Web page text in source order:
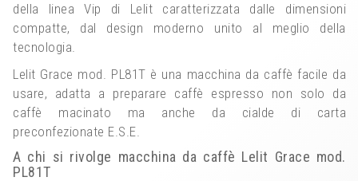
della linea Vip di Lelit caratterizzata dalle dimensioni
compatte, dal design moderno unito al meglio della
tecnologia.
Lelit Grace mod. PL81T è una macchina da caffè facile da
usare, adatta a preparare caffè espresso non solo da
caffè macinato ma anche da cialde di carta
preconfezionate E.S.E.
A chi si rivolge macchina da caffè Lelit Grace mod.
PL81T